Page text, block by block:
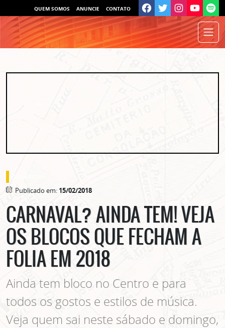
QUEM SOMOS ANUNCIE CONTATO
Publicado em: 15/02/2018
CARNAVAL? AINDA TEM! VEJA
OS BLOCOS QUE FECHAM A
FOLIA EM 2018
Ainda tem bloco no Centro e para
todos os gostos e estilos de música.
Veja quem sai neste sábado e domingo,